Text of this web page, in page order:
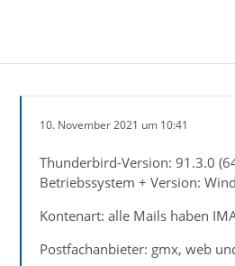
10. November 2021 um 10:41
Thunderbird-Version: 91.3.0
Betriebssystem + Version:
Kontenart: alle Mails haben
Postfachanbieter: gmx, web